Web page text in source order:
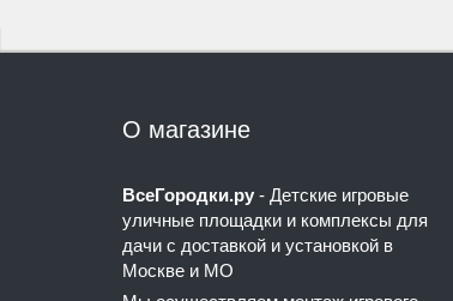
О магазине
ВсеГородки.ру - Детские игровые
уличные площадки и комплексы для
дачи с доставкой и установкой в
Москве и МО